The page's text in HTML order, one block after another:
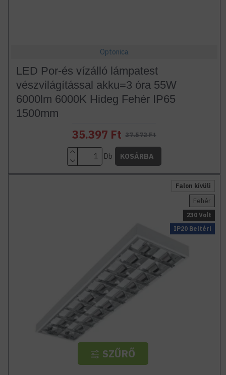
Optonica
LED Por-és vízálló lámpatest
vészvilágítással akku=3 óra 55W
6000lm 6000K Hideg Fehér IP65
1500mm
35.397 Ft 37.572 Ft
Db KOSÁRBA
Falon kívüli
IP20 Beltéri
Fehér
230 Volt
SZŰRŐ